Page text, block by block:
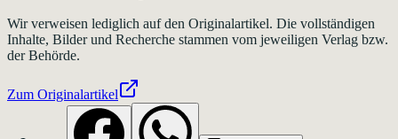
Wir verweisen lediglich auf den Originalartikel. Die vollständigen
Inhalte, Bilder und Recherche stammen vom jeweiligen Verlag bzw.
der Behörde.
Zum Originalartikel